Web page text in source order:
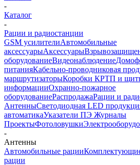
-
Каталог
-
Рации и радиостанции
GSM усилителиАвтомобильные
аксессуарыАксессуары
оборудованиеВидеонаблюдение
питанияКабельно-проводниковая
маршрутизаторыКоробки КРТП и
информацииОхранно-пожарное
оборудованиеРаспродажаРации и
АнтенныСветодиодная LED
автоматикаУказатели ПЭ Журналы
ПроектыФотоловушки
-
Антенны
Автомобильные рации
рации